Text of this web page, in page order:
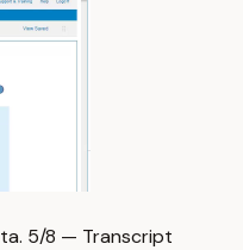
5/8 — Transcript